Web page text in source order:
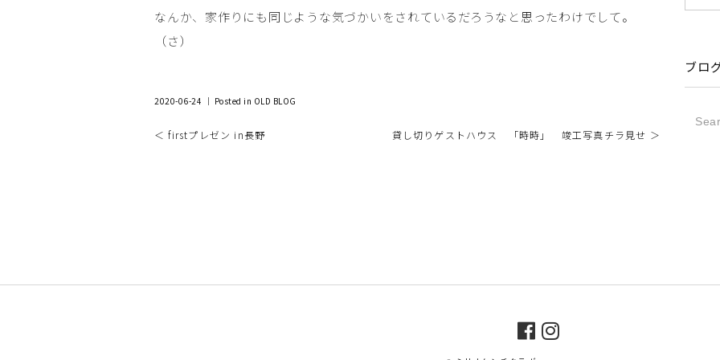
なんか、家作りにも同じような気づかいをされているだろうなと思ったわけでして。
（さ）
2020-06-24 ｜ Posted in OLD BLOG
＜ firstプレゼン in長野 貸し切りゲストハウス 「時時」 竣工写真チラ見せ ＞
ブロ